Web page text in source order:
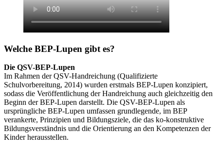
Welche BEP-Lupen gibt es?
Die QSV-BEP-Lupen
Im Rahmen der QSV-Handreichung (Qualifizierte
Schulvorbereitung, 2014) wurden erstmals BEP-Lupen konzipiert,
sodass die Veröffentlichung der Handreichung auch gleichzeitig den
Beginn der BEP-Lupen darstellt. Die QSV-BEP-Lupen als
ursprüngliche BEP-Lupen umfassen grundlegende, im BEP
verankerte, Prinzipien und Bildungsziele, die das ko-konstruktive
Bildungsverständnis und die Orientierung an den Kompetenzen der
Kinder herausstellen.